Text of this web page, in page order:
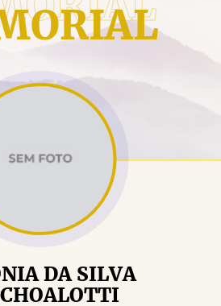
FUNERÁRIO
MENSAGENS
DA SILVA